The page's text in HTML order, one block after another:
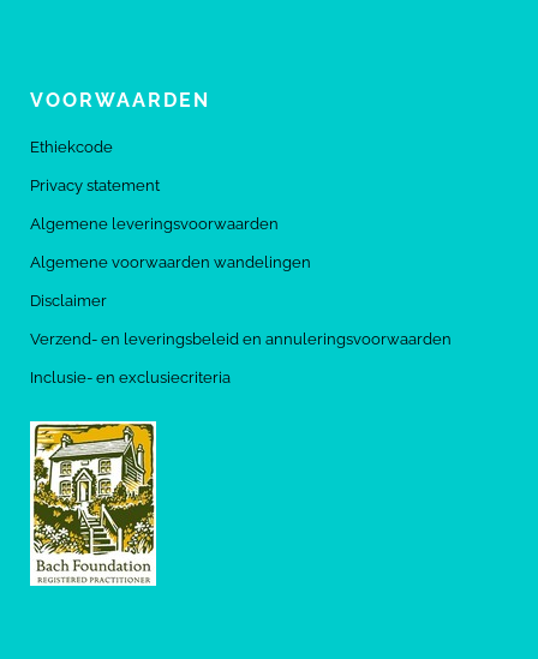
VOORWAARDEN
Ethiekcode
Privacy statement
Algemene leveringsvoorwaarden
Algemene voorwaarden wandelingen
Disclaimer
Verzend- en leveringsbeleid en annuleringsvoorwaarden
Inclusie- en exclusiecriteria